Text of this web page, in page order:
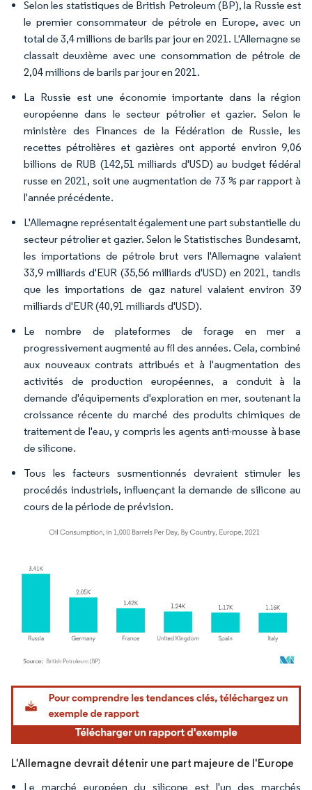
Selon les statistiques de British Petroleum (BP), la Russie est
le premier consommateur de pétrole en Europe, avec un
total de 3,4 millions de barils par jour en 2021. L'Allemagne se
classait deuxième avec une consommation de pétrole de
2,04 millions de barils par jour en 2021.
La Russie est une économie importante dans la région
européenne dans le secteur pétrolier et gazier. Selon le
ministère des Finances de la Fédération de Russie, les
recettes pétrolières et gazières ont apporté environ 9,06
billions de RUB (142,51 milliards d'USD) au budget fédéral
russe en 2021, soit une augmentation de 73 % par rapport à
l'année précédente.
L'Allemagne représentait également une part substantielle du
secteur pétrolier et gazier. Selon le Statistisches Bundesamt,
les importations de pétrole brut vers l'Allemagne valaient
33,9 milliards d'EUR (35,56 milliards d'USD) en 2021, tandis
que les importations de gaz naturel valaient environ 39
milliards d'EUR (40,91 milliards d'USD).
Le nombre de plateformes de forage en mer a
progressivement augmenté au fil des années. Cela, combiné
aux nouveaux contrats attribués et à l'augmentation des
activités de production européennes, a conduit à la
demande d'équipements d'exploration en mer, soutenant la
croissance récente du marché des produits chimiques de
traitement de l'eau, y compris les agents anti-mousse à base
de silicone.
Tous les facteurs susmentionnés devraient stimuler les
procédés industriels, influençant la demande de silicone au
cours de la période de prévision.
Image © Mordor Intelligence. La réutilisation nécessite une attribution sous CC BY
L'Allemagne devrait détenir une part majeure de l'Europe
Le marché européen du silicone est l'un des marchés